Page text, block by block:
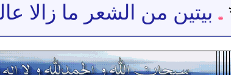
بيتين من الشعر ما زالا